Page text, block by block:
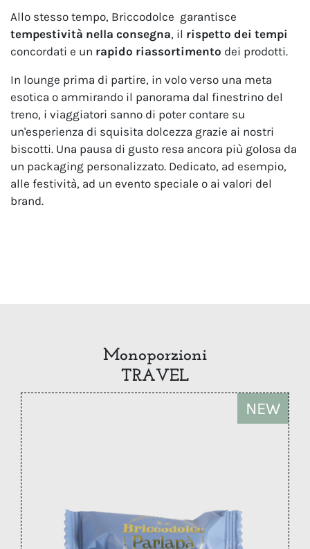
Allo stesso tempo, Briccodolce garantisce
tempestività nella consegna, il rispetto dei tempi
concordati e un rapido riassortimento dei prodotti.
In lounge prima di partire, in volo verso una meta
esotica o ammirando il panorama dal finestrino del
treno, i viaggiatori sanno di poter contare su
un'esperienza di squisita dolcezza grazie ai nostri
biscotti. Una pausa di gusto resa ancora più golosa da
un packaging personalizzato. Dedicato, ad esempio,
alle festività, ad un evento speciale o ai valori del
brand.
Monoporzioni
TRAVEL
NEW